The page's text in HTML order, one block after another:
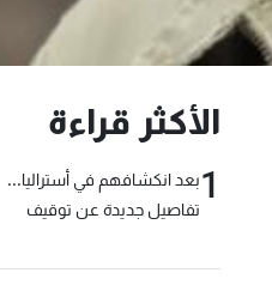
الأكثر قراءة
1بعد انكشافهم في أستراليا...
تفاصيل جديدة عن توقيف